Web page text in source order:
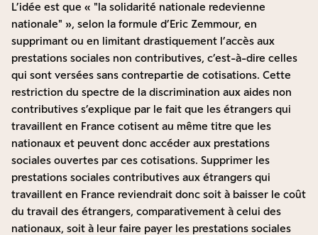
L’idée est que «
la solidarité nationale redevienne
nationale
», selon la formule d’Eric Zemmour, en
supprimant ou en limitant drastiquement l’accès aux
prestations sociales non contributives, c’est-à-dire celles
qui sont versées sans contrepartie de cotisations. Cette
restriction du spectre de la discrimination aux aides non
contributives s’explique par le fait que les étrangers qui
travaillent en France cotisent au même titre que les
nationaux et peuvent donc accéder aux prestations
sociales ouvertes par ces cotisations. Supprimer les
prestations sociales contributives aux étrangers qui
travaillent en France reviendrait donc soit à baisser le coût
du travail des étrangers, comparativement à celui des
nationaux, soit à leur faire payer les prestations sociales